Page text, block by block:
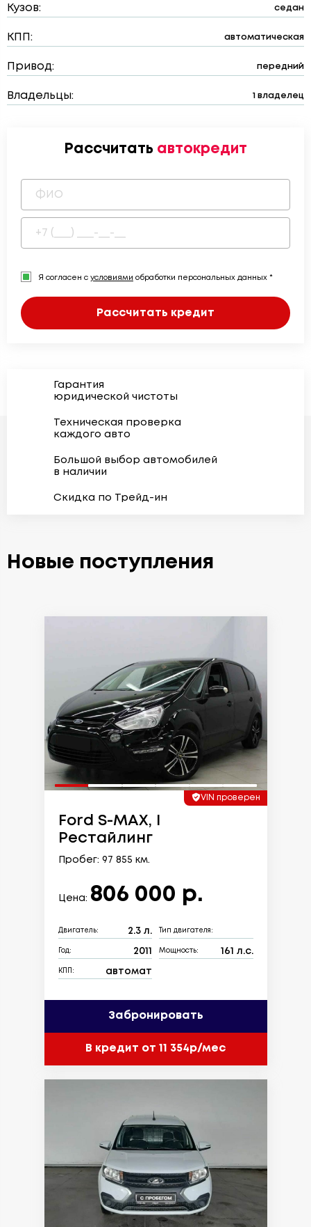
Кузов: седан
КПП: автоматическая
Привод: передний
Владельцы: 1 владелец
Рассчитать автокредит
Я согласен с условиями обработки персональных данных *
Рассчитать кредит
Гарантия
юридической чистоты
Техническая проверка
каждого авто
Большой выбор автомобилей
в наличии
Скидка по Трейд-ин
Новые поступления
VIN проверен
Ford S-MAX, I
Рестайлинг
Пробег: 97 855 км.
Цена: 806 000 р.
Двигатель: 2.3 л. Тип двигателя:
Год: 2011 Мощность: 161 л.с.
КПП: автомат
Забронировать
В кредит от 11 354р/мес